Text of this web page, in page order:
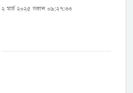
২ মার্চ ২০২৫ সকাল ০৯:২৭:৩৩